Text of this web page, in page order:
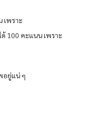
เพราะ
100 คะแนน เพราะ
อยู่แน่ ๆ